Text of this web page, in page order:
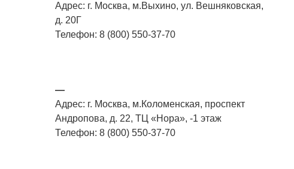
Адрес: г. Москва, м.Выхино, ул. Вешняковская,
д. 20Г
Телефон: 8 (800) 550-37-70
—
Адрес: г. Москва, м.Коломенская, проспект
Андропова, д. 22, ТЦ «Нора», -1 этаж
Телефон: 8 (800) 550-37-70